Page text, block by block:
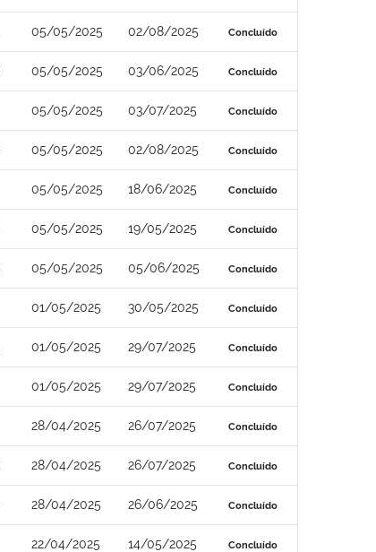
05/05/2025 02/08/2025 Concluído
05/05/2025 03/06/2025 Concluído
05/05/2025 03/07/2025 Concluído
05/05/2025 02/08/2025 Concluído
05/05/2025 18/06/2025 Concluído
05/05/2025 19/05/2025 Concluído
05/05/2025 05/06/2025 Concluído
01/05/2025 30/05/2025 Concluído
01/05/2025 29/07/2025 Concluído
01/05/2025 29/07/2025 Concluído
28/04/2025 26/07/2025 Concluído
28/04/2025 26/07/2025 Concluído
28/04/2025 26/06/2025 Concluído
22/04/2025 14/05/2025 Concluído